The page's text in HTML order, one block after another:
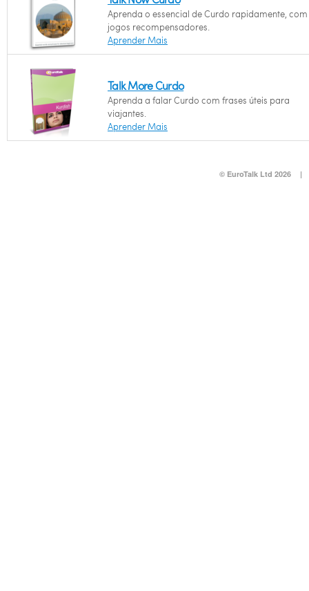
Aprenda o essencial de Curdo rapidamente, com
jogos recompensadores.
Aprender Mais
Talk More Curdo
Aprenda a falar Curdo com frases úteis para
viajantes.
Aprender Mais
© EuroTalk Ltd 2026 |